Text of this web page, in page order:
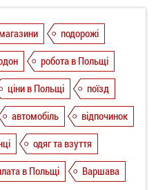
магазини
подорожі
робота в Польщі
ціни в Польщі
поїзд
автомобіль
відпочинок
одяг та взуття
в Польщі Варшава